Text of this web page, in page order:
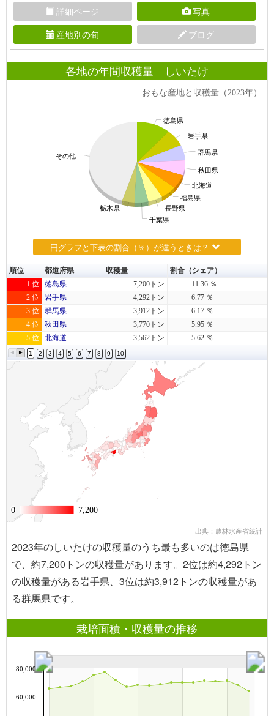
詳細ページ
写真
産地別の旬
ブログ
各地の年間収穫量 しいたけ
徳島県
岩手県
群馬県
秋田県
北海道
福島県
長野県
千葉県
栃木県
その他
おもな産地と収穫量（2023年）
円グラフと下表の割合（％）が違うときは？
順位 都道府県 収穫量
割合（シェア）
1 位
徳島県 7,200トン
11.36 ％
2 位
岩手県 4,292トン
6.77 ％
3 位
群馬県 3,912トン
6.17 ％
4 位
秋田県 3,770トン
5.95 ％
5 位
北海道 3,562トン 5.62 ％
1 2 3 4 5 6 7 8 9 10
0
0 7,200
7,200
出典：農林水産省統計
2023年のしいたけの収穫量のうち最も多いのは徳島県
で、約7,200トンの収穫量があります。2位は約4,292トン
の収穫量がある岩手県、3位は約3,912トンの収穫量があ
る群馬県です。
栽培面積・収穫量の推移
60,000
80,000